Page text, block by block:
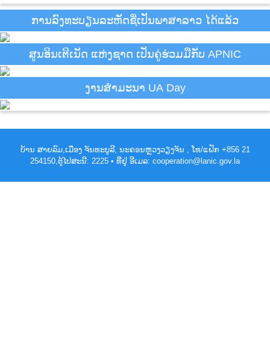
ການລົງທະບຽນລະຫັດຊື່ເປັນພາສາລາວ ໄດ້ແລ້ວ
ສູນອິນເຕີເນັດ ແຫ່ງຊາດ ເປັນຄູ່ຮ່ວມມືກັບ APNIC
ງານສຳມະນາ UA Day
ບ້ານ ສາຍລົມ,ເມືອງ ຈັນທະບູລີ, ນະຄອນຫຼວງວຽງຈັນ , ໂທ/ແຟັກ +856 21
254150,ຕູ້ໄປສະນີ: 2225 • ທີ່ຢູ່ ອີເມລ: cooperation@lanic.gov.la